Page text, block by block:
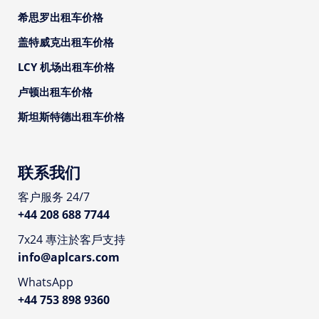
希思罗出租车价格
盖特威克出租车价格
LCY 机场出租车价格
卢顿出租车价格
斯坦斯特德出租车价格
联系我们
客户服务 24/7
+44 208 688 7744
7x24 專注於客戶支持
info@aplcars.com
WhatsApp
+44 753 898 9360